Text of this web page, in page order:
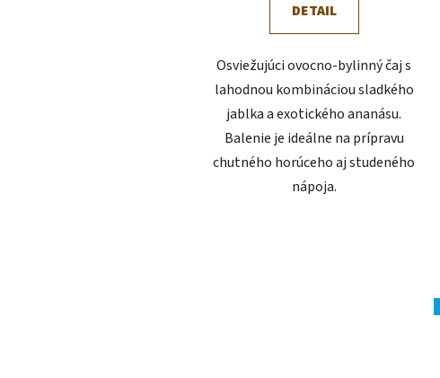
DETAIL
Osviežujúci ovocno-bylinný čaj s
lahodnou kombináciou sladkého
jablka a exotického ananásu.
Balenie je ideálne na prípravu
chutného horúceho aj studeného
nápoja.